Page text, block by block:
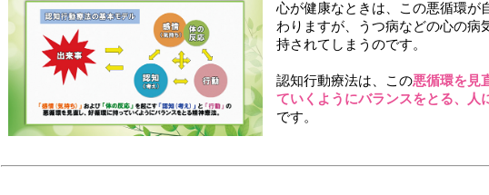
心が健康なときは、この悪循環が
わりますが、うつ病などの心の病
持されてしまうのです。
認知行動療法は、この悪循環を見
ていくようにバランスをとる、人
です。